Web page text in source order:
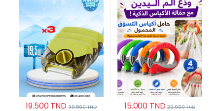
19.500TND 39.500TND 15.000 TND 20.990TND